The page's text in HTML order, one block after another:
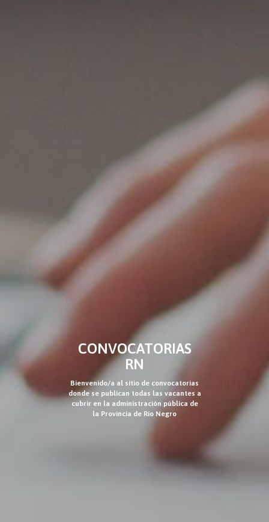
CONVOCATORIAS
RN
Bienvenido/a al sitio de convocatorias
donde se publican todas las vacantes a
cubrir en la administración pública de
la Provincia de Río Negro